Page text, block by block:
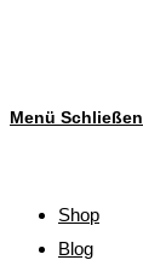
Menü Schließen
Shop
Blog